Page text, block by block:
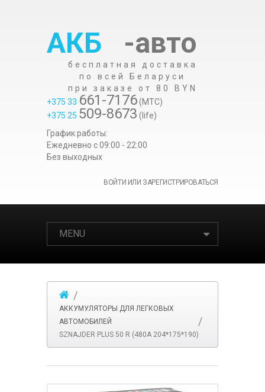
АКБ -авто
бесплатная доставка
по всей Беларуси
при заказе от 80 BYN
+375 33 661-7176(МТС)
+375 25 509-8673 (life)
График работы:
Ежедневно c 09:00 - 22:00
Без выходных
ВОЙТИ ИЛИ ЗАРЕГИСТРИРОВАТЬСЯ
MENU
АККУМУЛЯТОРЫ ДЛЯ ЛЕГКОВЫХ
АВТОМОБИЛЕЙ
SZNAJDER PLUS 50 R (480А 204*175*190)